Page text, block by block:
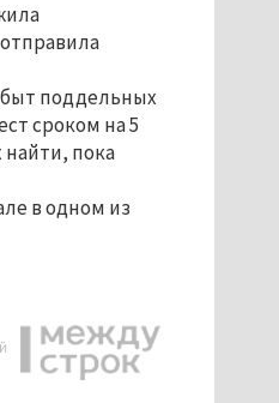
поддельных
сроком на 5
пока
в одном из